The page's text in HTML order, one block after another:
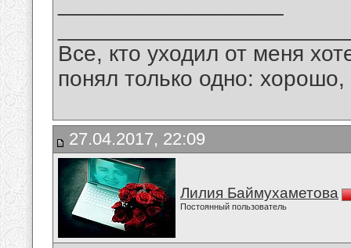
Все, кто уходил от меня
понял только одно:
27.04.2017, 22:09
Лилия Баймухаметова
Постоянный пользователь